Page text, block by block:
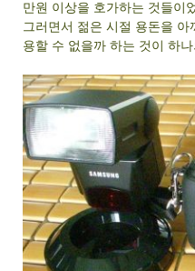
만원 이상을 호가하는 것들이
그러면서 젊은 시절 용돈을
용할 수 없을까 하는 것이 하